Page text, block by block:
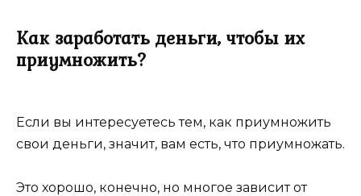
Как заработать деньги, чтобы их
приумножить?
Если вы интересуетесь тем, как приумножить
свои деньги, значит, вам есть, что приумножать.
Это хорошо, конечно, но многое зависит от